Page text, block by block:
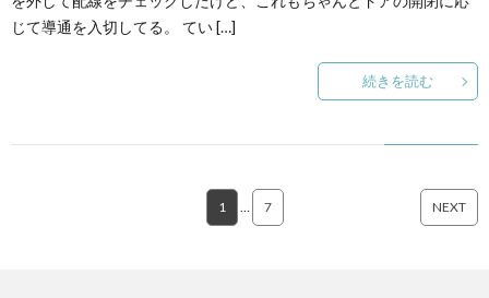
じて導通を入切してる。 てい […]
続きを読む
1 … 7 NEXT